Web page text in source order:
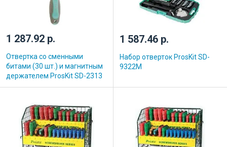
1 287.92 р.
Отвертка со сменными
битами (30 шт.) и магнитным
держателем ProsKit SD-2313
1 587.46 р.
Набор отверток ProsKit SD-
9322M